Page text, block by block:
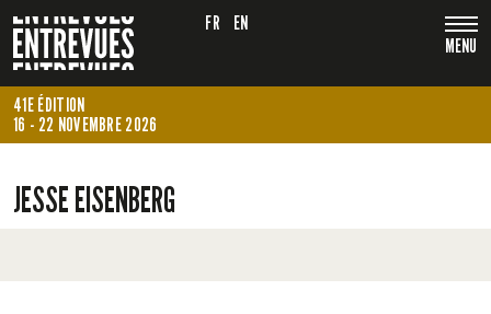
MENU
FR EN
41E ÉDITION
16 - 22 NOVEMBRE 2026
JESSE EISENBERG